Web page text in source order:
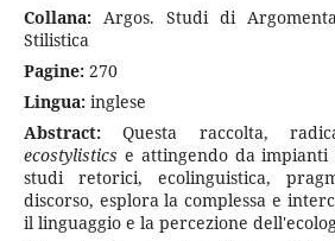
Collana: Argos. Studi di
Stilistica
Pagine:270
Lingua:inglese
Abstract:Questa raccolta,
ecostylistics e attingendo da
studi retorici, ecolinguistica,
discorso, esplora la complessa e
il linguaggio e la percezione